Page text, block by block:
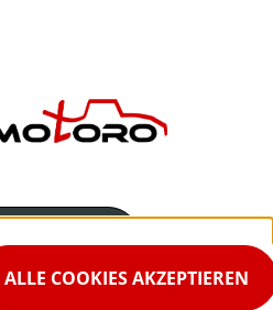
ALLE COOKIES AKZEPTIEREN